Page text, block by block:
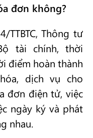
đơn không?
TTBTC, Thông tư
tài chính, thời
điểm hoàn thành
dịch vụ cho
đơn điện tử, việc
ngày ký và phát
nhau.